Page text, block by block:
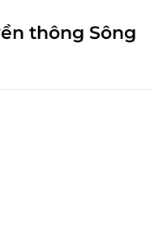
lễ hội ẩm thực" Nhà
thông Sông